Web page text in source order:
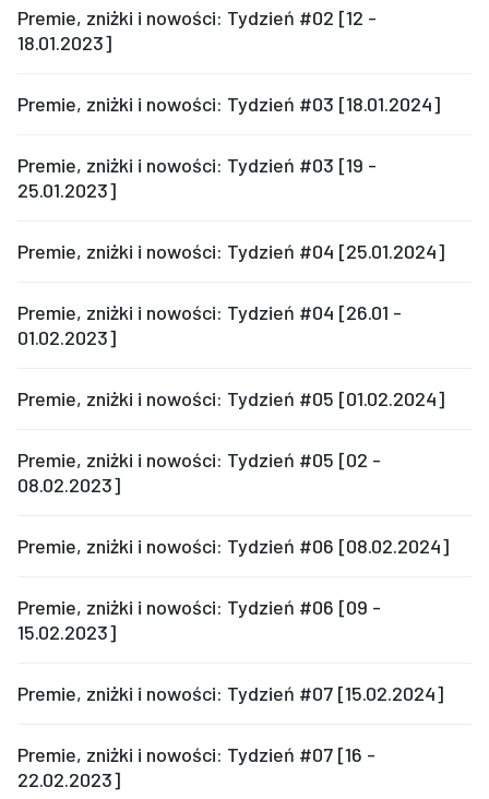
Premie, zniżki i nowości: Tydzień #02 [12 -
18.01.2023]
Premie, zniżki i nowości: Tydzień #03 [18.01.2024]
Premie, zniżki i nowości: Tydzień #03 [19 -
25.01.2023]
Premie, zniżki i nowości: Tydzień #04 [25.01.2024]
Premie, zniżki i nowości: Tydzień #04 [26.01 -
01.02.2023]
Premie, zniżki i nowości: Tydzień #05 [01.02.2024]
Premie, zniżki i nowości: Tydzień #05 [02 -
08.02.2023]
Premie, zniżki i nowości: Tydzień #06 [08.02.2024]
Premie, zniżki i nowości: Tydzień #06 [09 -
15.02.2023]
Premie, zniżki i nowości: Tydzień #07 [15.02.2024]
Premie, zniżki i nowości: Tydzień #07 [16 -
22.02.2023]